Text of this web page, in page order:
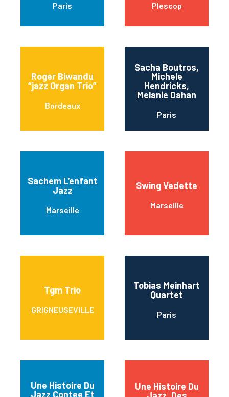
Paris Plescop
Roger Biwandu
“jazz Organ Trio”
Bordeaux
Sacha Boutros,
Michele
Hendricks,
Melanie Dahan
Paris
Sachem L’enfant
Jazz
Marseille
Swing Vedette
Marseille
Tgm Trio
GRIGNEUSEVILLE
Tobias Meinhart
Quartet
Paris
Une Histoire Du
Jazz Contee Et
Une Histoire Du